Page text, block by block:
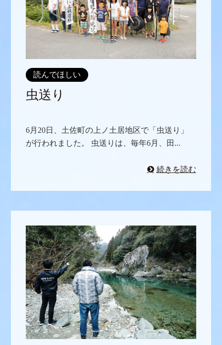
読んでほしい
虫送り
6月20日、土佐町の上ノ土居地区で「虫送り」
が行われました。 虫送りは、毎年6月、田...
続きを読む